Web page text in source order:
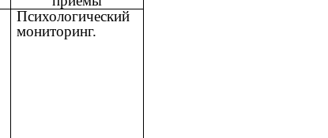
Психологический
мониторинг.